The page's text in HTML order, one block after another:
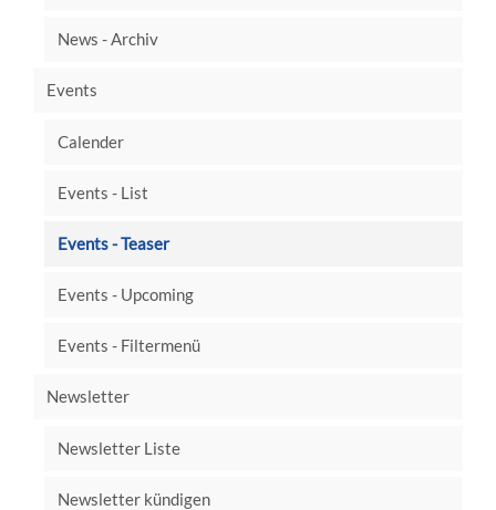
News - Archiv
Events
Calender
Events - List
Events - Teaser
Events - Upcoming
Events - Filtermenü
Newsletter
Newsletter Liste
Newsletter kündigen